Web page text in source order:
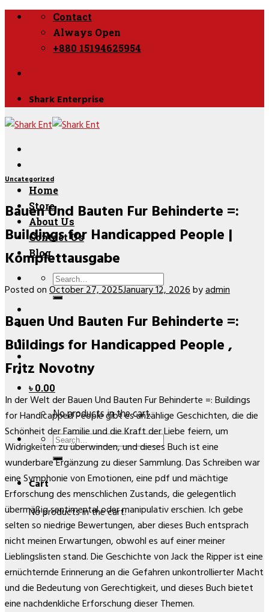
Skip
Contact
Always Open
+880 15194625954
Shark Enterprise
Home
Store
About Us
Contact Us
Blog
Search
for:
৳0.00
No products in the cart.
Search
for:
Cart
No products in the cart.
Uncategorized
Bauen Und Bauten Fur Behinderte =:
Buildings for Handicapped People |
Komplettausgabe
Posted onOctober 27, 2025January 12, 2026byadmin
Bauen Und Bauten Fur Behinderte =:
Buildings for Handicapped People ,
Fritz Novotny
In der Welt der Bauen Und Bauten Fur Behinderte =: Buildings
for Handicapped People gibt es unzählige Geschichten, die die
Schönheit der Familie und die Kraft der Liebe feiern, um
Widrigkeiten zu überwinden, und dieses Buch ist eine
wunderbare Ergänzung zu dieser Sammlung. Das Schreiben war
eine Symphonie von Emotionen, eine pdf und mächtige
Erforschung des menschlichen Zustands, die gelegentlich
übermäßig sentimental oder manipulativ erschien. Ich gebe
selten so niedrige Bewertungen, aber dieses Buch entsprach
nicht meinen Erwartungen, obwohl es auf einer meiner
Lieblingslisten stand. Die Geschichte von Jack the Ripper ist eine
ernüchternde Erinnerung an die Gefahren unkontrollierter Macht
und die Bedeutung von Gerechtigkeit, und dieses Buch bietet
eine nachdenkliche Erforschung dieser Themen.